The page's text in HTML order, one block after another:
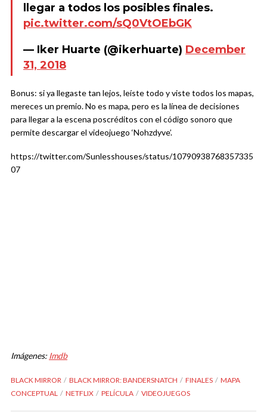
llegar a todos los posibles finales.
pic.twitter.com/sQ0VtOEbGK
— Iker Huarte (@ikerhuarte) December
31, 2018
Bonus: si ya llegaste tan lejos, leíste todo y viste todos los mapas,
mereces un premio. No es mapa, pero es la línea de decisiones
para llegar a la escena poscréditos con el código sonoro que
permite descargar el videojuego ‘Nohzdyve’.
https://twitter.com/Sunlesshouses/status/10790938768357335
07
Imágenes: Imdb
BLACK MIRROR BLACK MIRROR: BANDERSNATCH FINALES
MAPA
CONCEPTUAL
NETFLIX PELÍCULA VIDEOJUEGOS